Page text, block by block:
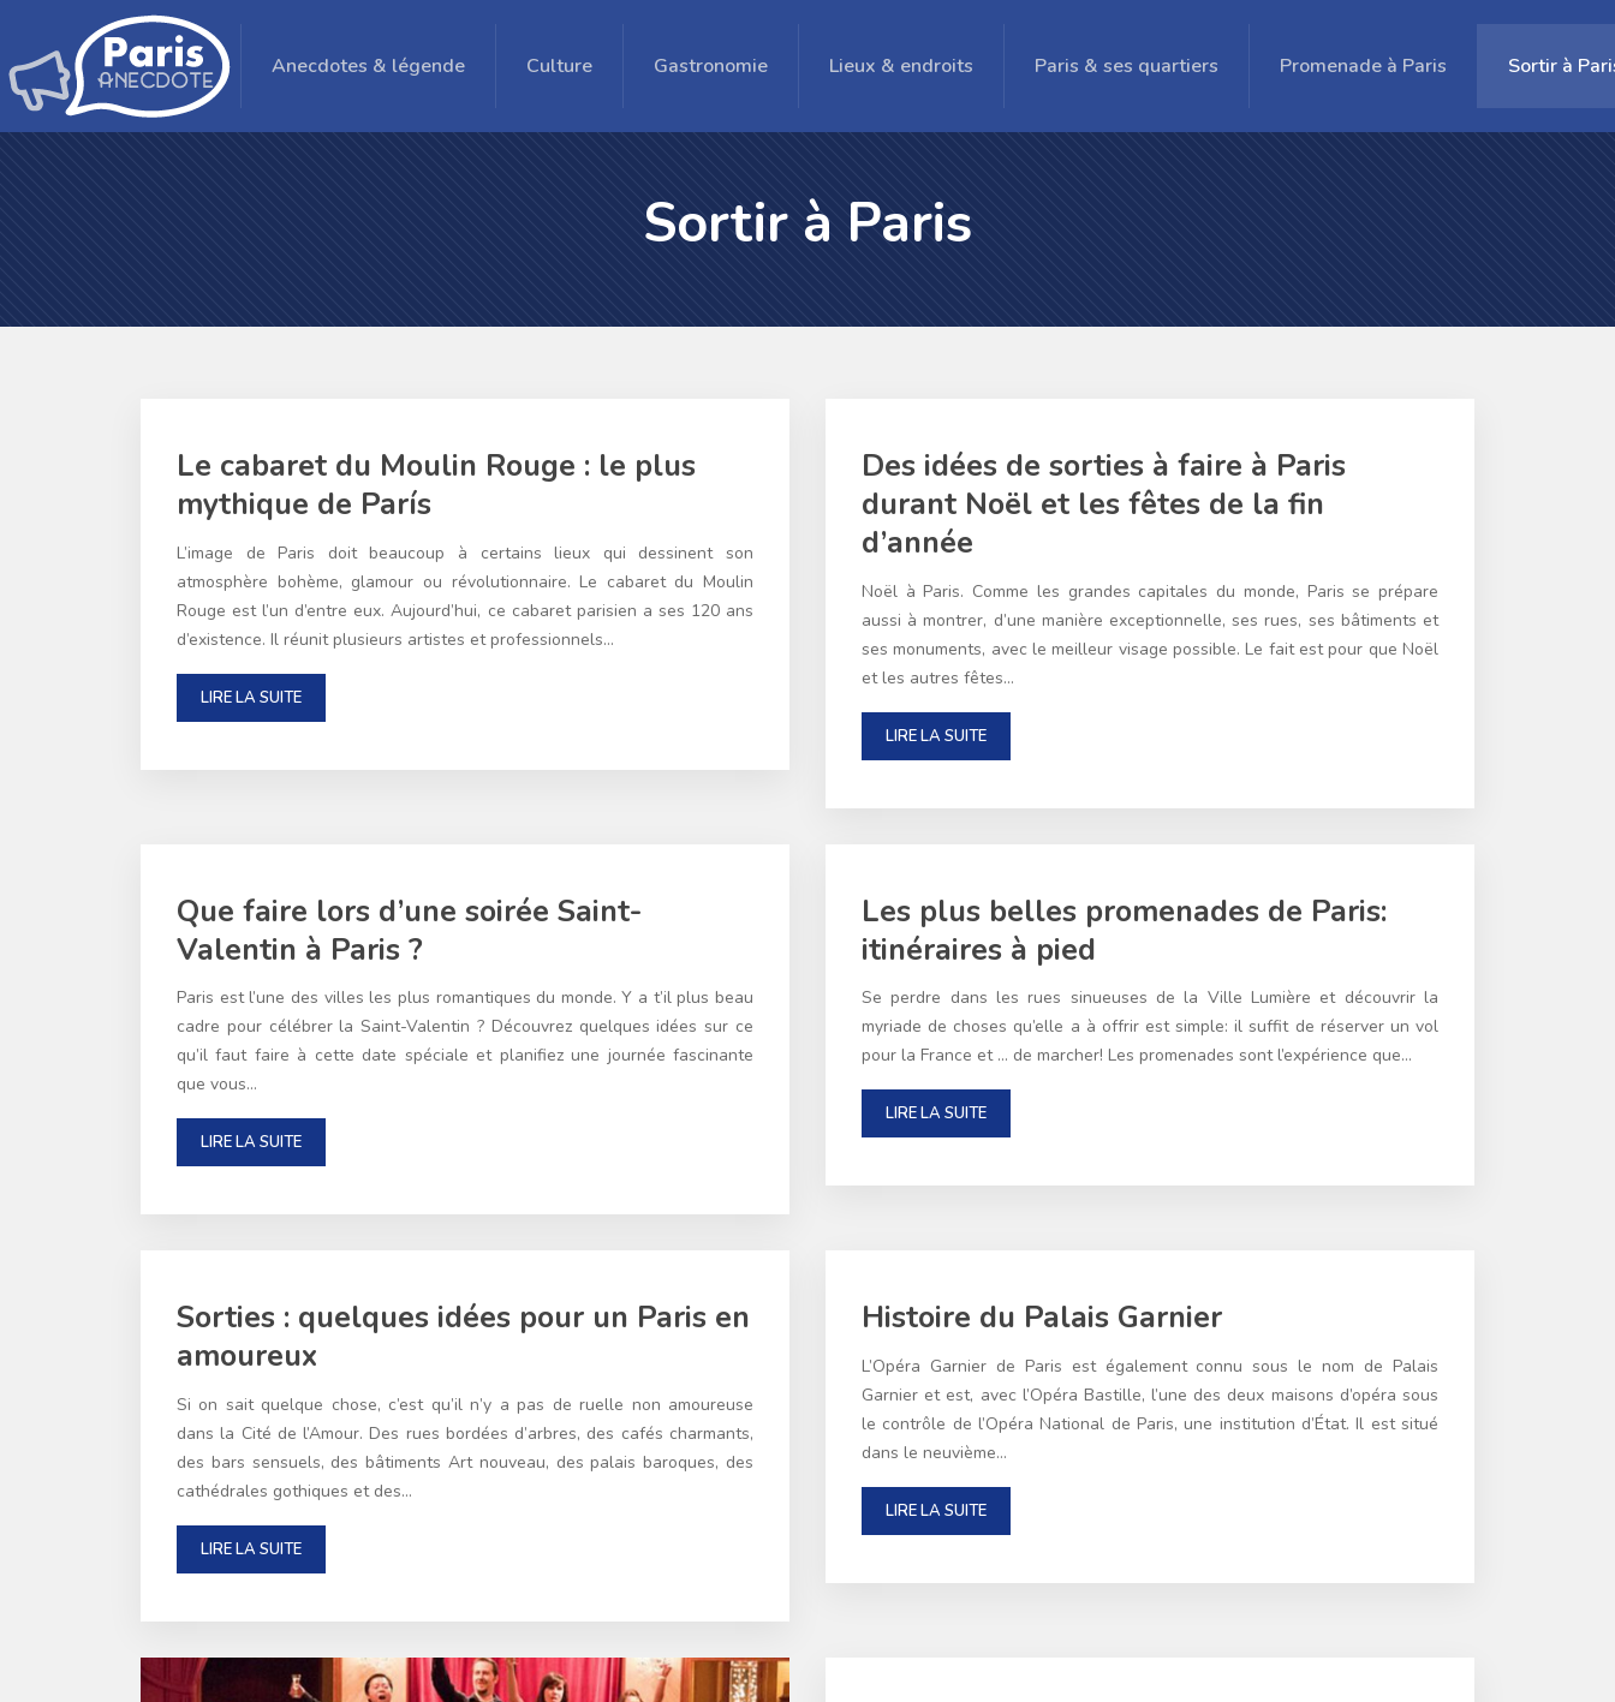
Anecdotes & légende Culture Gastronomie Lieux & endroits Paris & ses quartiers Promenade à Paris Sortir à
Sortir à Paris
Le cabaret du Moulin Rouge : le plus
mythique de París
L’image de Paris doit beaucoup à certains lieux qui dessinent son
atmosphère bohème, glamour ou révolutionnaire. Le cabaret du Moulin
Rouge est l’un d’entre eux. Aujourd’hui, ce cabaret parisien a ses 120 ans
d’existence. Il réunit plusieurs artistes et professionnels…
LIRE LA SUITE
Des idées de sorties à faire à Paris
durant Noël et les fêtes de la fin
d’année
Noël à Paris. Comme les grandes capitales du monde, Paris se prépare
aussi à montrer, d’une manière exceptionnelle, ses rues, ses bâtiments et
ses monuments, avec le meilleur visage possible. Le fait est pour que Noël
et les autres fêtes…
LIRE LA SUITE
Que faire lors d’une soirée Saint-
Valentin à Paris ?
Paris est l’une des villes les plus romantiques du monde. Y a t’il plus beau
cadre pour célébrer la Saint-Valentin ? Découvrez quelques idées sur ce
qu’il faut faire à cette date spéciale et planifiez une journée fascinante
que vous…
LIRE LA SUITE
Les plus belles promenades de Paris:
itinéraires à pied
Se perdre dans les rues sinueuses de la Ville Lumière et découvrir la
myriade de choses qu’elle a à offrir est simple: il suffit de réserver un vol
pour la France et … de marcher! Les promenades sont l’expérience que…
LIRE LA SUITE
Sorties : quelques idées pour un Paris en
amoureux
Si on sait quelque chose, c’est qu’il n’y a pas de ruelle non amoureuse
dans la Cité de l’Amour. Des rues bordées d’arbres, des cafés charmants,
des bars sensuels, des bâtiments Art nouveau, des palais baroques, des
cathédrales gothiques et des…
LIRE LA SUITE
Histoire du Palais Garnier
L’Opéra Garnier de Paris est également connu sous le nom de Palais
Garnier et est, avec l’Opéra Bastille, l’une des deux maisons d’opéra sous
le contrôle de l’Opéra National de Paris, une institution d’État. Il est situé
dans le neuvième…
LIRE LA SUITE